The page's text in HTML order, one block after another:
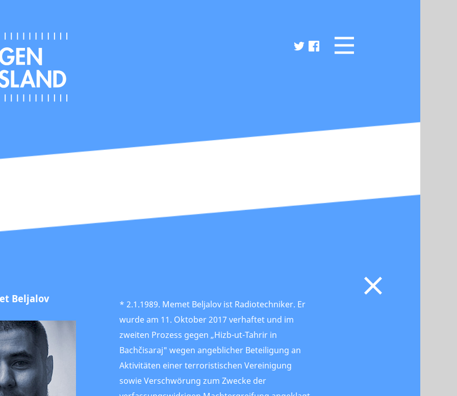
Beljalov
* 2.1.1989. Memet Beljalov ist Radiotechniker. Er
wurde am 11. Oktober 2017 verhaftet und im
zweiten Prozess gegen „Hizb-ut-Tahrir in
Bachčisaraj" wegen angeblicher Beteiligung an
Aktivitäten einer terroristischen Vereinigung
sowie Verschwörung zum Zwecke der